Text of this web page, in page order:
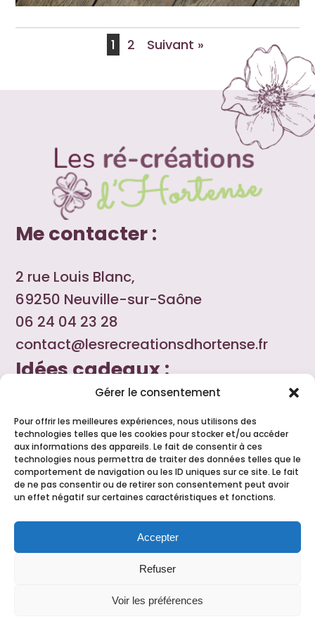
Gérer le consentement
Pour offrir les meilleures expériences, nous utilisons des
technologies telles que les cookies pour stocker et/ou accéder
aux informations des appareils. Le fait de consentir à ces
technologies nous permettra de traiter des données telles que le
comportement de navigation ou les ID uniques sur ce site. Le fait
de ne pas consentir ou de retirer son consentement peut avoir
un effet négatif sur certaines caractéristiques et fonctions.
Accepter
Refuser
Voir les préférences
1 2 Suivant »
Me contacter :
2 rue Louis Blanc,
69250 Neuville-sur-Saône
06 24 04 23 28
contact@lesrecreationsdhortense.fr
Idées cadeaux :
Le cadeau fait main personnalisable à
souhait, le petit plus pour remercier une
amie, un voisin, ajouter une touche
personnelle à l'incontournable boite de
chocolat ou bouteille de vin ! Tout est
possible, n'hésitez pas à solliciter ma
créativité.